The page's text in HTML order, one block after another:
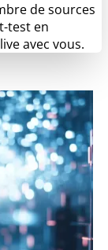
de sources
test en
avec vous.